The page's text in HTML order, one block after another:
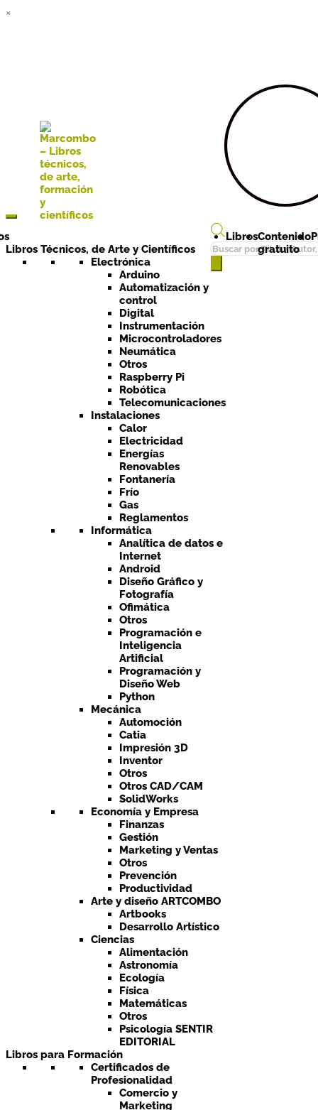
×
Búsqueda
de
Libros Técnicos, de Arte y Científicos
Electrónica
Arduino
Automatización y
control
Digital
Instrumentación
Microcontroladores
Neumática
Otros
Raspberry Pi
Robótica
Telecomunicaciones
Instalaciones
Calor
Electricidad
Energías
Renovables
Fontanería
Frío
Gas
Reglamentos
Informática
Analítica de datos e
Internet
Android
Diseño Gráfico y
Fotografía
Ofimática
Otros
Programación e
Inteligencia
Artificial
Programación y
Diseño Web
Python
Mecánica
Automoción
Catia
Impresión 3D
Inventor
Otros
Otros CAD/CAM
SolidWorks
Economía y Empresa
Finanzas
Gestión
Marketing y Ventas
Otros
Prevención
Productividad
Arte y diseño ARTCOMBO
Artbooks
Desarrollo Artístico
Ciencias
Alimentación
Astronomía
Ecología
Física
Matemáticas
Otros
Psicología SENTIR
EDITORIAL
Libros para Formación
Certificados de
Profesionalidad
Comercio y
Marketing
LibrosContenido
gratuito